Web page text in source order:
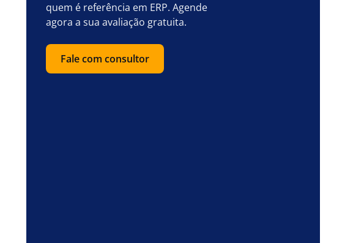
quem é referência em ERP. Agende
agora a sua avaliação gratuita.
Fale com consultor